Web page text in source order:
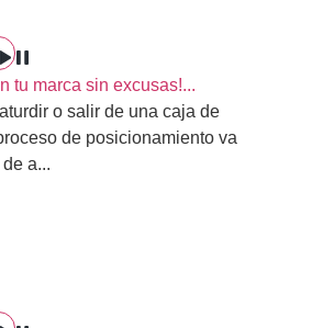
tu marca sin excusas!...
o salir de una caja de
de posicionamiento va
a...